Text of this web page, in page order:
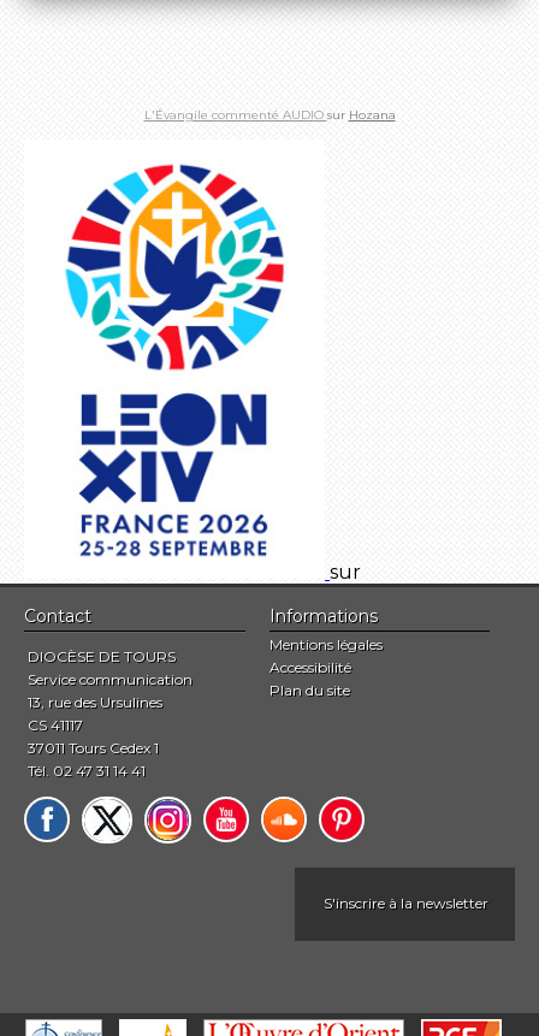
L'Évangile commenté AUDIO sur Hozana
sur
Contact
DIOCÈSE DE TOURS
Service communication
13, rue des Ursulines
CS 41117
37011 Tours Cedex 1
Tél. 02 47 31 14 41
Informations
Mentions légales
Accessibilité
Plan du site
S'inscrire à la newsletter